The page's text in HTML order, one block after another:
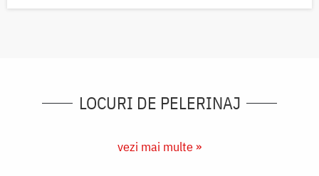
LOCURI DE PELERINAJ
vezi mai multe »